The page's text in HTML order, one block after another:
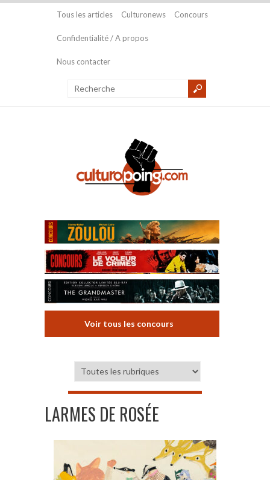
Tous les articles Culturonews Concours
Confidentialité / A propos
Nous contacter
Voir tous les concours
LARMES DE ROSÉE